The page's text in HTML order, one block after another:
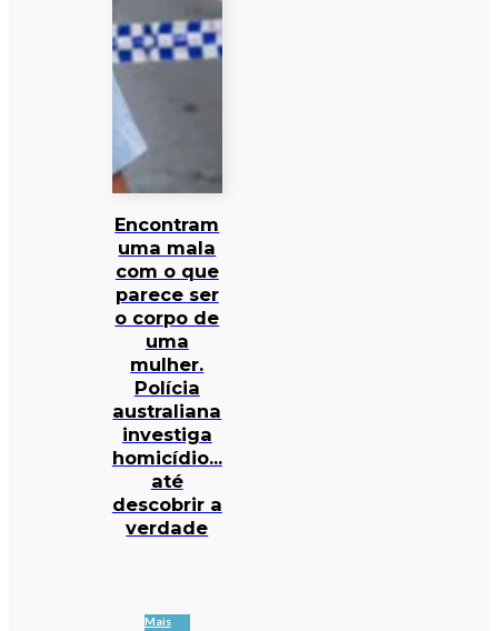
Encontram
uma mala
com o que
parece ser
o corpo de
uma
mulher.
Polícia
australiana
investiga
homicídio…
até
descobrir a
verdade
Mais